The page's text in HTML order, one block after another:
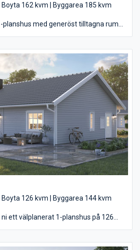
162 kvm | Byggarea 185 kvm
planshus med generöst tilltagna rum
fönstren upp såväl det öppna köket
problem blir ett långbord när
njuter du av en härligt
en oas där njuter av både tidiga
På insidan ligger ert sovrum
eget badrum och egen
får familjens barn och ungdomar
och ett rejält sällskapsrum att umgås,
126 kvm | Byggarea 144 kvm
ett välplanerat 1-planshus på 126
den väderskyddade entrén på